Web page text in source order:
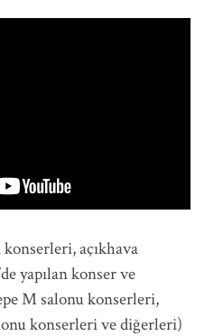
açıkhava
yapılan konser ve
M salonu konserleri,
konserleri ve diğerleri)